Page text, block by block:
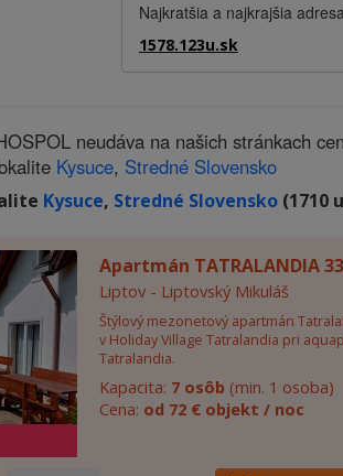
Najkratšia a najkrajšia
1578.123u.sk
neudáva na našich stránkach
Kysuce, Stredné Slovensko
Kysuce, Stredné Slovensko (1710
Apartmán TATRALANDIA
Liptov - Liptovský Mikuláš
Štýlový mezonetový apartmán
v Holiday Village Tatralandia pri
Tatralandia.
Kapacita: 7 osôb (min. 1 osoba)
Cena: od 72 € objekt / noc